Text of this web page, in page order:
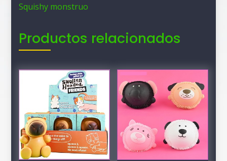
Squishy monstruo
Productos relacionados